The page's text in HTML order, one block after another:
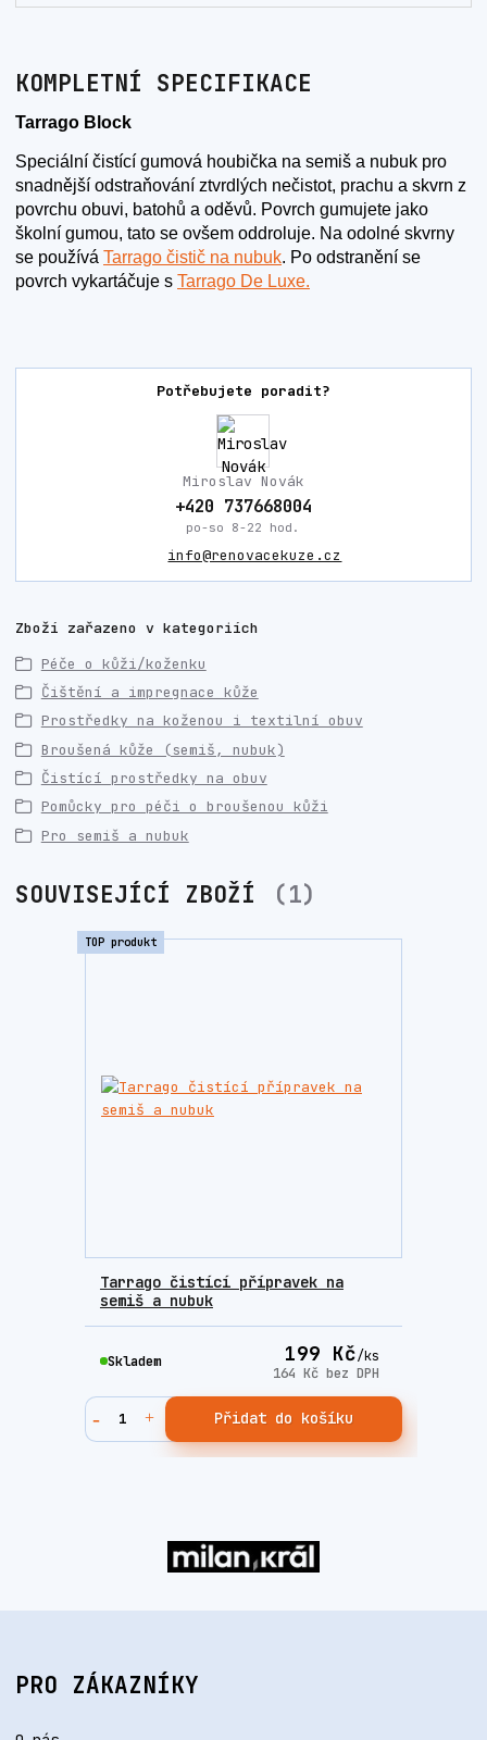
KOMPLETNÍ SPECIFIKACE
Tarrago Block
Speciální čistící gumová houbička na semiš a nubuk pro
snadnější odstraňování ztvrdlých nečistot, prachu a skvrn z
povrchu obuvi, batohů a oděvů. Povrch gumujete jako
školní gumou, tato se ovšem oddroluje. Na odolné skvrny
se používá Tarrago čistič na nubuk. Po odstranění se
povrch vykartáčuje s Tarrago De Luxe.
Potřebujete poradit?
Miroslav Novák
+420 737668004
po-so 8-22 hod.
info@renovacekuze.cz
Zboží zařazeno v kategoriích
Péče o kůži/koženku
Čištění a impregnace kůže
Prostředky na koženou i textilní obuv
Broušená kůže (semiš, nubuk)
Čistící prostředky na obuv
Pomůcky pro péči o broušenou kůži
Pro semiš a nubuk
SOUVISEJÍCÍ ZBOŽÍ 1
TOP produkt
Tarrago čistící přípravek na
semiš a nubuk
199 Kč/ks
164 Kč bez DPH
Skladem
Přidat do košíku
PRO ZÁKAZNÍKY